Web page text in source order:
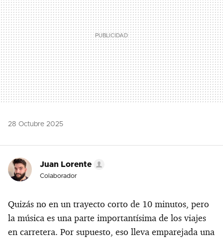
28 Octubre 2025
Juan Lorente
Colaborador
Quizás no en un trayecto corto de 10 minutos, pero
la música es una parte importantísima de los viajes
en carretera. Por supuesto, eso lleva emparejada una